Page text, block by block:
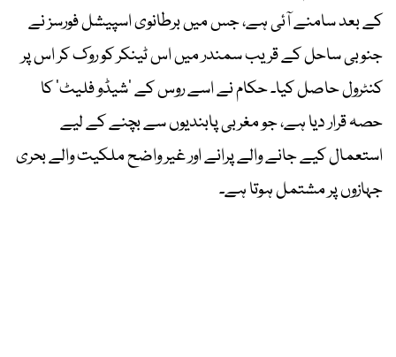
کے بعد سامنے آئی ہے، جس میں برطانوی اسپیشل فورسز نے
جنوبی ساحل کے قریب سمندر میں اس ٹینکر کو روک کر اس پر
کنٹرول حاصل کیا۔ حکام نے اسے روس کے ’شیڈو فلیٹ‘ کا
حصہ قرار دیا ہے، جو مغربی پابندیوں سے بچنے کے لیے
استعمال کیے جانے والے پرانے اور غیر واضح ملکیت والے بحری
جہازوں پر مشتمل ہوتا ہے۔